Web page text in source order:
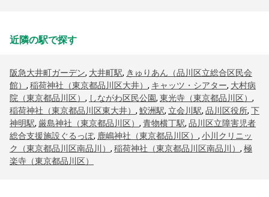
近隣の駅で探す
阪急大井町ガーデン, 大井町駅, きゅりあん（品川区立総合区民会
館） , 稲荷神社（東京都品川区大井） , キャッツ・シアター, 大村病
院（東京都品川区） , しながわ区民公園, 東光寺（東京都品川区） ,
稲荷神社（東京都品川区東大井） , 鮫洲駅, 立会川駅, 品川区役所, 下
神明駅, 厳島神社（東京都品川区） , 青物横丁駅, 品川区立障害児者
総合支援施設ぐるっぽ, 鹿嶋神社（東京都品川区） , 小川クリニッ
ク（東京都品川区南品川） , 稲荷神社（東京都品川区南品川） , 極
楽寺（東京都品川区）